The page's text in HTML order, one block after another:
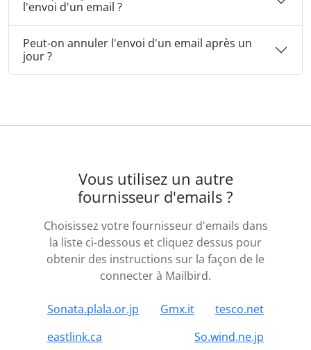
l'envoi d'un email ?
Peut-on annuler l'envoi d'un email après un
jour ?
Vous utilisez un autre
fournisseur d'emails ?
Choisissez votre fournisseur d'emails dans
la liste ci-dessous et cliquez dessus pour
obtenir des instructions sur la façon de le
connecter à Mailbird.
Sonata.plala.or.jp Gmx.it
tesco.net
eastlink.ca
So.wind.ne.jp